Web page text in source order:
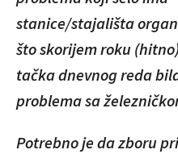
stanice/stajališta
što skorijem roku
tačka dnevnog reda
problema sa
Potrebno je da zboru